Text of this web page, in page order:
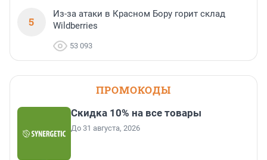
5
Из-за атаки в Красном Бору горит склад
Wildberries
53 093
ПРОМОКОДЫ
Скидка 10% на все товары
До 31 августа, 2026